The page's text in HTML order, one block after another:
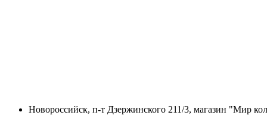
Новороссийск, п-т Дзержинского 211/3, магазин "Мир